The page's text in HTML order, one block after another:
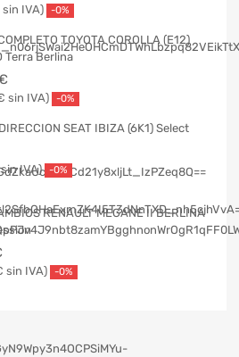
-0%
TOYOTA COROLLA (E12)
Terra Berlina
-0%
SEAT IBIZA (6K1) Select
-0%
RENAULT MEGANE II BERLINA
-0%